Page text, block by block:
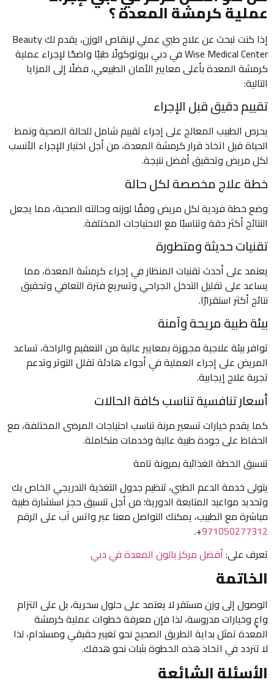
عملية كرمشة المعدة ؟
إذا كنت تبحث عن علاج طبي عملي لإنقاص الوزن، يقدم لك Beauty
Wise Medical Center في دبي بروتوكولًا طبيًا واضحًا لإجراء عملية
كرمشة المعدة بأعلى معايير الأمان الطبيعي، فضلًا إلى المزايا
التالية:
تقييم دقيق قبل الإجراء
يحرص الطبيب المعالج على إجراء تقييم شامل للحالة الصحية ونمط
الحياة قبل اتخاذ قرار كرمشة المعدة، من أجل اختيار الإجراء الأنسب
لكل مريض وتحقيق أفضل نتيجة.
خطة علاج مخصصة لكل حالة
وضع خطة فردية لكل مريض وفقًا لوزنه وحالته الصحية، مما يجعل
النتائج أكثر دقة وتناسبًا مع الاحتياجات المختلفة.
تقنيات حديثة ومتطورة
يعتمد على أحدث تقنيات المنظار في إجراء كرمشة المعدة، مما
يساعد على تقليل التدخل الجراحي وتسريع فترة التعافي وتحقيق
نتائج أكثر استقرارًا.
بيئة طبية مريحة وآمنة
توافر بيئة علاجية مجهزة بمعايير عالية من التعقيم والراحة، تساعد
المريض على إجراء العملية في أجواء هادئة تقلل التوتر وتدعم
تجربة علاج إيجابية.
أسعار تنافسية تناسب كافة الحالات
كما يقدم خيارات تسعير مرنة تناسب احتياجات المرضى المختلفة، مع
الحفاظ على جودة طبية عالية وخدمات متكاملة.
تنسيق الخطة الغذائية بمرونة تامة
يتولى خدمة الدعم الطبي، تنظيم جدول التغذية التدريجي الخاص بك
وتحديد مواعيد المتابعة الدورية؛ من أجل تنسيق حجز استشارة طبية
مباشرة مع الطبيب، يمكنك التواصل معنا عبر واتس آب على الرقم
971050277312
+.
تعرف على:أفضل مركز بالون المعدة في دبي
الخاتمة
الوصول إلى وزن مستقر لا يعتمد على حلول سحرية، بل على التزام
واعٍ وخيارات مدروسة، لذا فإن معرفة خطوات عملية كرمشة
المعدة تمثل بداية الطريق الصحيح نحو تغيير حقيقي ومستدام، لذا
لا تتردد في اتخاذ هذه الخطوة بثبات نحو هدفك.
الأسئلة الشائعة